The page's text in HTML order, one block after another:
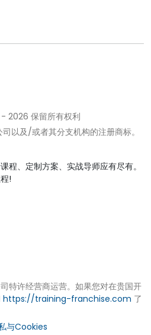
- 2026 保留所有权利
及/或者其分支机构的注册商标。
程、定制方案、实战导师应有尽有。
!
特许经营商运营。如果您对在贵国开
https://training-franchise.com 了
与Cookies